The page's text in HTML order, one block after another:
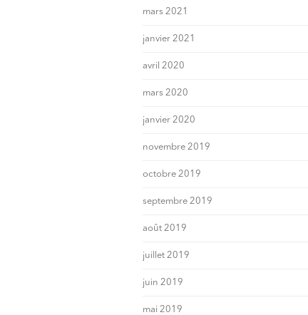
mars 2021
janvier 2021
avril 2020
mars 2020
janvier 2020
novembre 2019
octobre 2019
septembre 2019
août 2019
juillet 2019
juin 2019
mai 2019